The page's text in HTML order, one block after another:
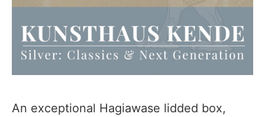
An exceptional Hagiawase lidded box,